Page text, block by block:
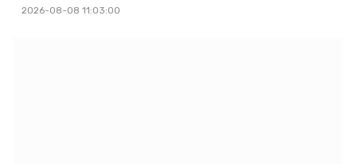
2026-08-08 11:03:00